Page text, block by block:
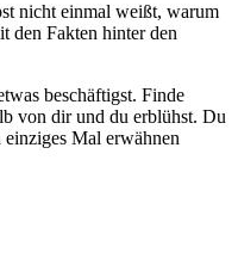
nicht einmal weißt, warum
den Fakten hinter den
beschäftigst. Finde
von dir und du erblühst. Du
Mal erwähnen